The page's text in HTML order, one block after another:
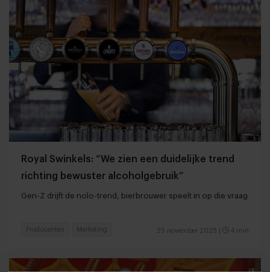
Royal Swinkels: “We zien een duidelijke trend
richting bewuster alcoholgebruik”
Gen-Z drijft de nolo-trend, bierbrouwer speelt in op die vraag
25 november 2025 4 min
Producenten Marketing